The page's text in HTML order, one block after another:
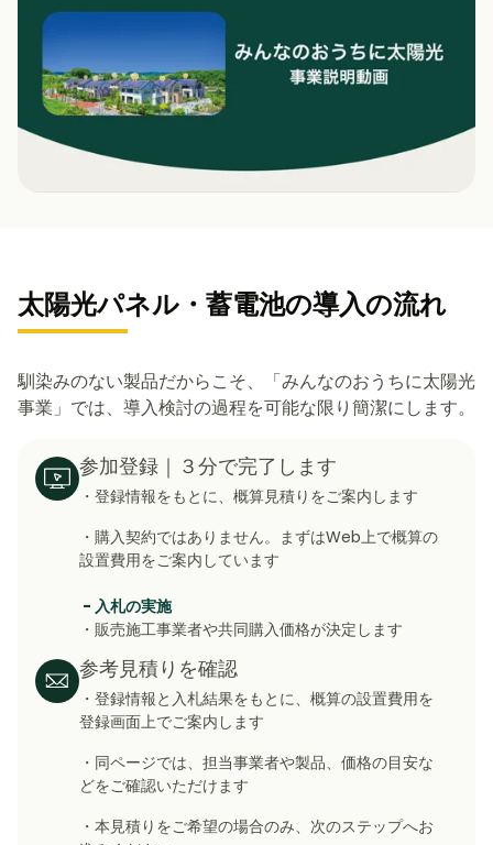
太陽光パネル・蓄電池の導入の流れ
馴染みのない製品だからこそ、「みんなのおうちに太陽光
事業」では、導入検討の過程を可能な限り簡潔にします。
参加登録｜３分で完了します
・登録情報をもとに、概算見積りをご案内します
・購入契約ではありません。まずはWeb上で概算の
設置費用をご案内しています
- 入札の実施
・販売施工事業者や共同購入価格が決定します
参考見積りを確認
・登録情報と入札結果をもとに、概算の設置費用を
登録画面上でご案内します
・同ページでは、担当事業者や製品、価格の目安な
どをご確認いただけます
・本見積りをご希望の場合のみ、次のステップへお